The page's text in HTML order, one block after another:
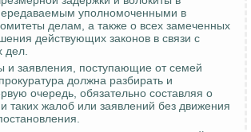
уполномоченными в
делам, а также о всех замеченных
действующих законов в связи с
дел.
и заявления, поступающие от семей
должна разбирать и
очередь, обязательно составляя о
таких жалоб или заявлений без движения